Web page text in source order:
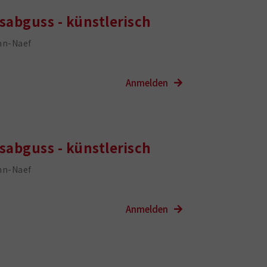
- künstlerisch
Naef
- künstlerisch
Naef